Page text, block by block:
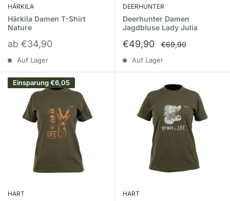
HÄRKILA
Härkila Damen T-Shirt
Nature
Sonderpreis
ab €34,90
Auf Lager
DEERHUNTER
Deerhunter Damen
Jagdbluse Lady Julia
Sonderpreis
€49,90 Normalpreis
€69,90
Auf Lager
Einsparung€6,05
HART HART